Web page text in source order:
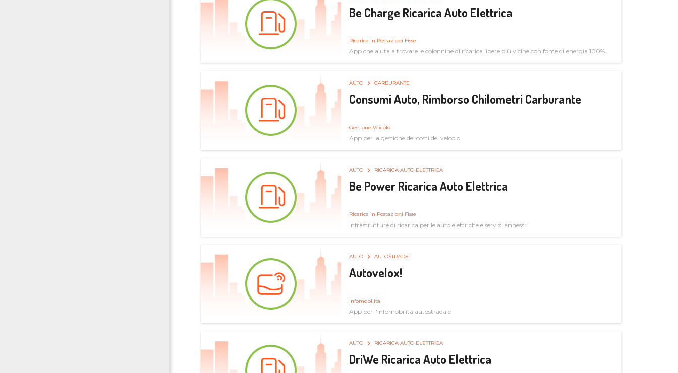
Be Charge Ricarica Auto Elettrica
Ricarica in Postazioni Fisse
App che aiuta a trovare le colonnine di ricarica libere più vicine con fonte di energia 100%
AUTO CARBURANTE
Consumi Auto, Rimborso Chilometri Carburante
Gestione Veicolo
App per la gestione dei costi del veicolo
AUTO RICARICA AUTO ELETTRICA
Be Power Ricarica Auto Elettrica
Ricarica in Postazioni Fisse
Infrastrutture di ricarica per le auto elettriche e servizi annessi
AUTO AUTOSTRADE
Autovelox!
Infomobilità
App per l'infomobilità autostradale
AUTO RICARICA AUTO ELETTRICA
DriWe Ricarica Auto Elettrica